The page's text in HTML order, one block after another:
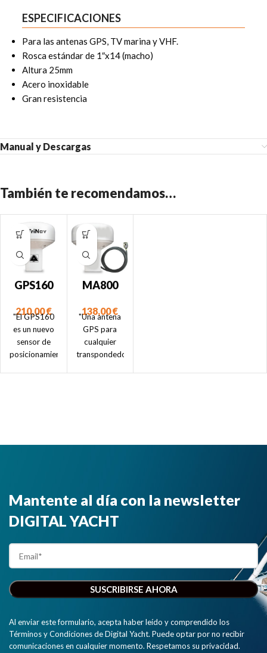
ESPECIFICACIONES
Para las antenas GPS, TV marina y VHF.
Rosca estándar de 1″x14 (macho)
Altura 25mm
Acero inoxidable
Gran resistencia
Manual y Descargas
También te recomendamos…
GPS160
0183
210,00€
"El GPS160
es un nuevo
sensor de
posicionamiento
fiabilidad y
precisión de
posicionamiento
excepcional.
Esta versión
tiene una
interfaz
NMEA 0183."
MA800
138,00€
"Una antena
GPS para
cualquier
transpondedor
Mantente al día con la newsletter
DIGITAL YACHT
Al enviar este formulario, acepta haber leído y comprendido los
Términos y Condiciones de Digital Yacht. Puede optar por no recibir
comunicaciones en cualquier momento. Respetamos su privacidad.